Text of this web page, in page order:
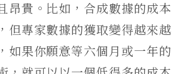
昂貴。比如，合成數據的成本
但專家數據的獲取變得越來越
如果你願意等六個月或一年的